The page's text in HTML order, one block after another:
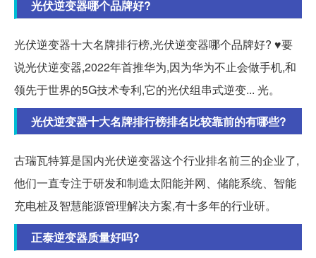
光伏逆变器哪个品牌好?
光伏逆变器十大名牌排行榜,光伏逆变器哪个品牌好? ♥要
说光伏逆变器,2022年首推华为,因为华为不止会做手机,和
领先于世界的5G技术专利,它的光伏组串式逆变... 光。
光伏逆变器十大名牌排行榜排名比较靠前的有哪些?
古瑞瓦特算是国内光伏逆变器这个行业排名前三的企业了,
他们一直专注于研发和制造太阳能并网、储能系统、智能
充电桩及智慧能源管理解决方案,有十多年的行业研。
正泰逆变器质量好吗?